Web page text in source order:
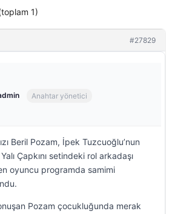
1)
#27829
Anahtar yönetici
Beril Pozam, İpek Tuzcuoğlu’nun
Çapkını setindeki rol arkadaşı
oyuncu programda samimi
Pozam çocukluğunda merak